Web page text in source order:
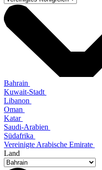
Bahrain
Kuwait-Stadt
Libanon
Oman
Katar
Saudi-Arabien
Südafrika
Vereinigte Arabische Emirate
Land